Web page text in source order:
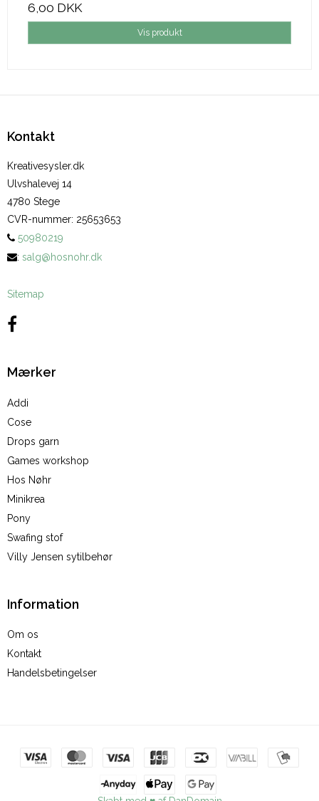
6,00 DKK
Vis produkt
Kontakt
Kreativesysler.dk
Ulvshalevej 14
4780 Stege
CVR-nummer: 25653653
50980219
: salg@hosnohr.dk
Sitemap
Mærker
Addi
Cose
Drops garn
Games workshop
Hos Nøhr
Minikrea
Pony
Swafing stof
Villy Jensen sytilbehør
Information
Om os
Kontakt
Handelsbetingelser